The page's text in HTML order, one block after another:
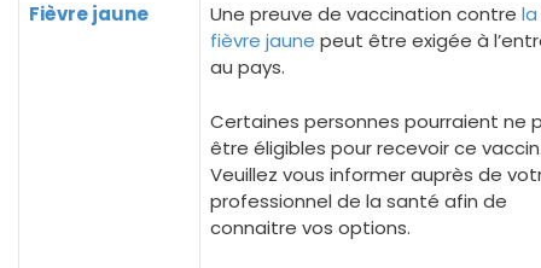
Fièvre jaune
Une preuve de vaccination contre la
fièvre jaune peut être exigée à
au pays.
Certaines personnes pourraient ne
être éligibles pour recevoir ce
Veuillez vous informer auprès de
professionnel de la santé afin de
connaitre vos options.